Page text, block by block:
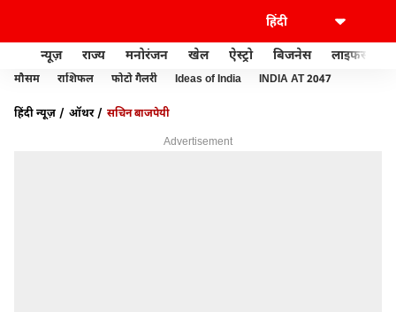
न्यूज़ राज्य मनोरंजन खेल ऐस्ट्रो बिजनेस लाइफस्टाइल
मौसम राशिफल फोटो गैलरी Ideas of India INDIA AT 2047
हिंदी न्यूज़ ऑथर
सचिन बाजपेयी
Advertisement